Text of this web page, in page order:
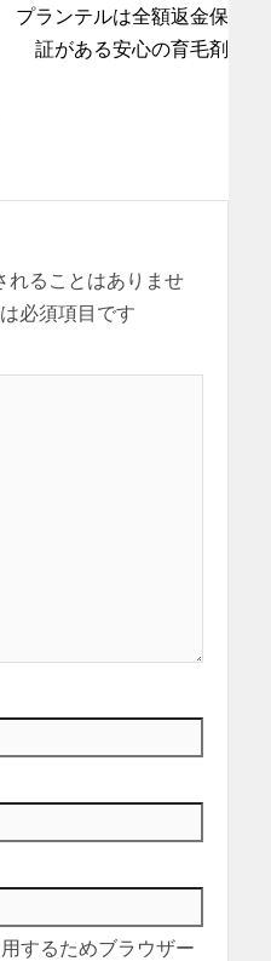
プランテルは全額返金保
証がある安心の育毛剤
れることはありませ
必須項目です
するためブラウザー